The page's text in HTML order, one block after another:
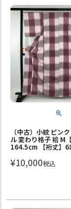
（中古）小紋 ピン
ル 変わり格子 袷 M
164.5cm 【裄丈】
¥10,000税込